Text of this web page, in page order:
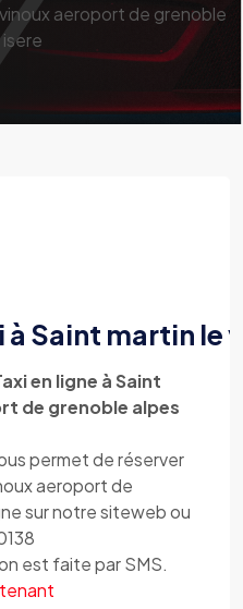
aeroport de grenoble
à Saint martin
en ligne à Saint
de grenoble alpes
permet de réserver
aeroport de
sur notre siteweb ou
est faite par SMS.